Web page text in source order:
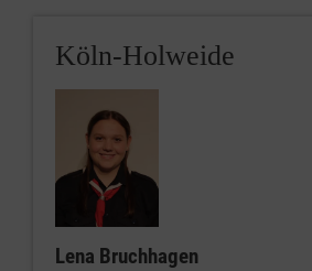
Köln-Holweide
Lena Bruchhagen